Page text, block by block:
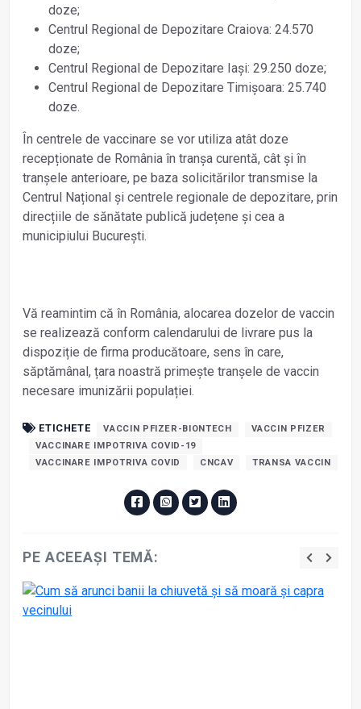
doze;
Centrul Regional de Depozitare Craiova: 24.570
doze;
Centrul Regional de Depozitare Iași: 29.250 doze;
Centrul Regional de Depozitare Timișoara: 25.740
doze.
În centrele de vaccinare se vor utiliza atât doze
recepționate de România în tranșa curentă, cât și în
tranșele anterioare, pe baza solicitărilor transmise la
Centrul Național și centrele regionale de depozitare, prin
direcțiile de sănătate publică județene și cea a
municipiului București.
Vă reamintim că în România, alocarea dozelor de vaccin
se realizează conform calendarului de livrare pus la
dispoziție de firma producătoare, sens în care,
săptămânal, țara noastră primește tranșele de vaccin
necesare imunizării populației.
ETICHETE VACCIN PFIZER-BIONTECH
VACCIN PFIZER
VACCINARE IMPOTRIVA COVID-19
VACCINARE IMPOTRIVA COVID
CNCAV TRANSA VACCIN
PE ACEEAȘI TEMĂ: